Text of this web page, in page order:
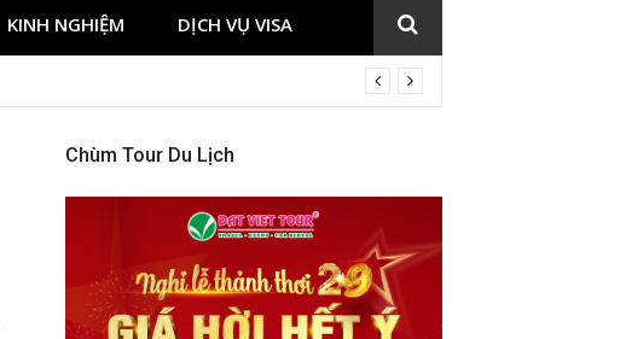
KINH NGHIỆM DỊCH VỤ VISA
Chùm Tour Du Lịch